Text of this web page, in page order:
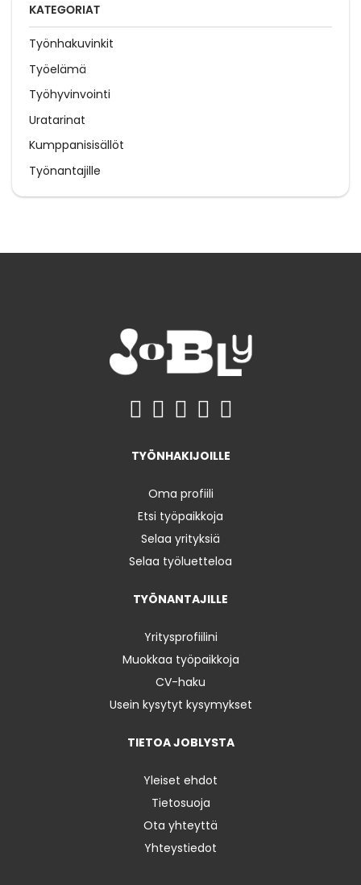
KATEGORIAT
Työnhakuvinkit
Työelämä
Työhyvinvointi
Uratarinat
Kumppanisisällöt
Työnantajille
TYÖNHAKIJOILLE
Oma profiili
Etsi työpaikkoja
Selaa yrityksiä
Selaa työluetteloa
TYÖNANTAJILLE
Yritysprofiilini
Muokkaa työpaikkoja
CV-haku
Usein kysytyt kysymykset
TIETOA JOBLYSTA
Yleiset ehdot
Tietosuoja
Ota yhteyttä
Yhteystiedot